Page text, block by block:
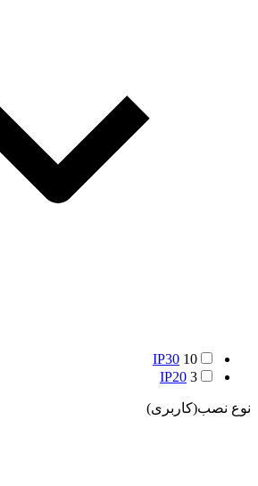
IP30 10
IP20 3
نوع نصب(کاربری)